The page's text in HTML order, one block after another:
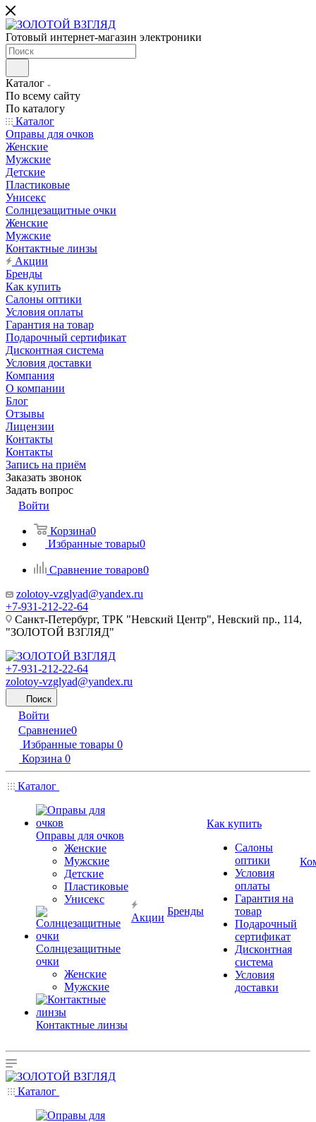
Готовый интернет-магазин электроники
Каталог
По всему сайту
По каталогу
Каталог
Оправы для очков
Женские
Мужские
Детские
Пластиковые
Унисекс
Солнцезащитные очки
Женские
Мужские
Контактные линзы
Акции
Бренды
Как купить
Салоны оптики
Условия оплаты
Гарантия на товар
Подарочный сертификат
Дисконтная система
Условия доставки
Компания
О компании
Блог
Отзывы
Лицензии
Контакты
Контакты
Запись на приём
Заказать звонок
Задать вопрос
Войти
Корзина0
Избранные товары0
Сравнение товаров0
zolotoy-vzglyad@yandex.ru
+7-931-212-22-64
Санкт-Петербург, ТРК "Невский Центр", Невский пр., 114,
"ЗОЛОТОЙ ВЗГЛЯД"
+7-931-212-22-64
zolotoy-vzglyad@yandex.ru
Поиск
Войти
Сравнение0
Избранные товары 0
Корзина 0
Каталог
Оправы для очков
Женские
Мужские
Детские
Пластиковые
Унисекс
Солнцезащитные
очки
Женские
Мужские
Контактные линзы
Акции
Бренды
Как купить
Салоны
оптики
Условия
оплаты
Гарантия на
товар
Подарочный
сертификат
Дисконтная
система
Условия
доставки
Каталог